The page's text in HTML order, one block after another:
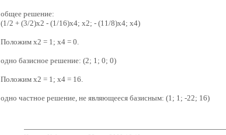
общее решение:
(1/2 + (3/2)x2 - (1/16)x4; x2; - (11/8)x4; x4)
Положим x2 = 1; x4 = 0.
одно базисное решение: (2; 1; 0; 0)
Положим x2 = 1; x4 = 16.
одно частное решение, не являющееся базисным: (1; 1; -22; 16)